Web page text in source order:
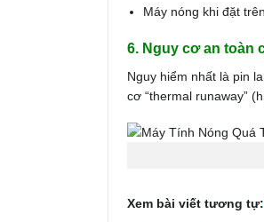
Máy nóng khi đặt
6. Nguy cơ an toàn
Nguy hiểm nhất là pin
cơ “thermal runaway”
Xem bài viết tương tự: